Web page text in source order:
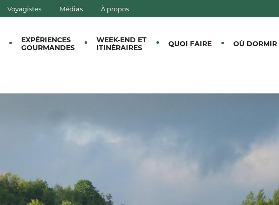
Voyagistes Médias À propos
EXPÉRIENCES
GOURMANDES
WEEK-END ET
ITINÉRAIRES
QUOI FAIRE OÙ DORMIR